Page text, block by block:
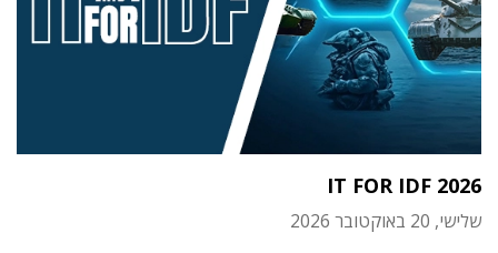
IT FOR IDF 2026
שלישי, 20 באוקטובר 2026